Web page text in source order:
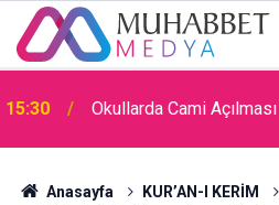
15:30 Okullarda Cami
Anasayfa KUR’AN-I KERİM